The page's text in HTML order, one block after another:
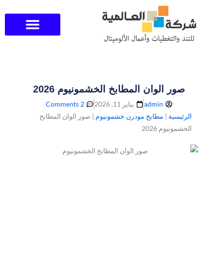
المحتوى
صور الوان المطابخ الخشمونيوم 2026
admin يناير 11, 2026
2 Comments
الرئيسية | مطابخ مودرن خشمونيوم | صور الوان المطابخ
الخشمونيوم 2026